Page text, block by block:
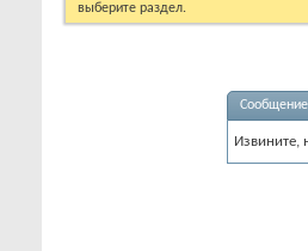
выберите раздел.
Сообщение
Извините,